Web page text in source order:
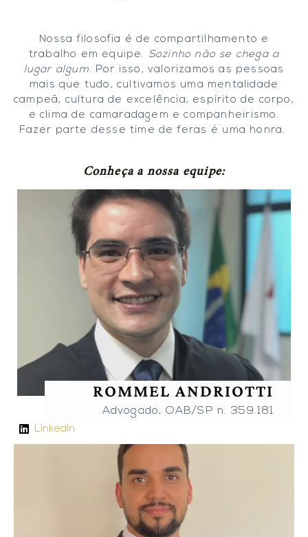
Nossa filosofia é de compartilhamento e
trabalho em equipe. Sozinho não se chega a
lugar algum. Por isso, valorizamos as pessoas
mais que tudo, cultivamos uma mentalidade
campeã, cultura de excelência, espírito de corpo,
e clima de camaradagem e companheirismo.
Fazer parte desse time de feras é uma honra.
Conheça a nossa equipe:
ROMMEL ANDRIOTTI
Advogado, OAB/SP n. 359.181
LinkedIn